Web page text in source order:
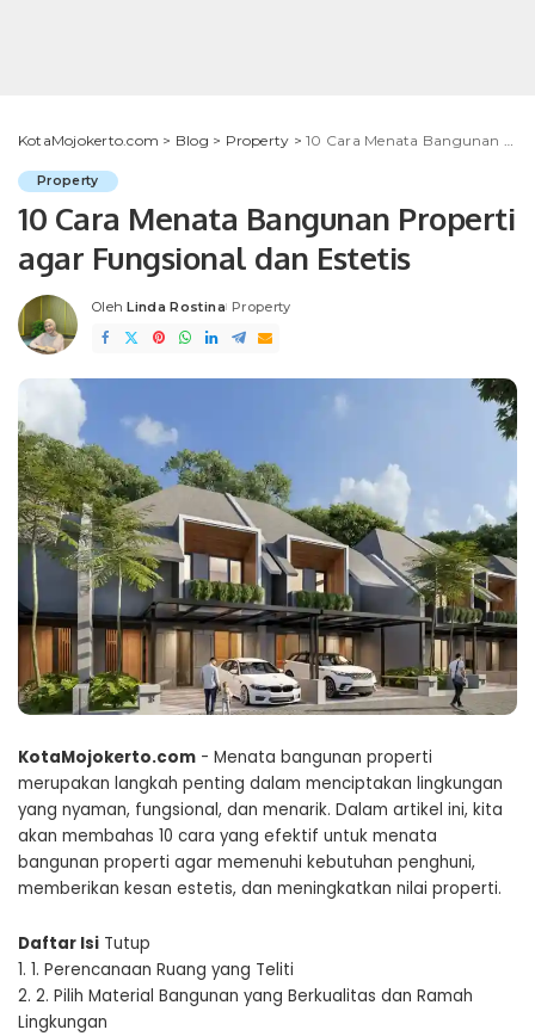
KotaMojokerto.com > Blog > Property >10 Cara Menata Bangunan Properti agar Fungsional dan Estetis
Property
10 Cara Menata Bangunan Properti
agar Fungsional dan Estetis
Posted
by
Oleh Linda Rostina Property
KotaMojokerto.com - Menata bangunan properti
merupakan langkah penting dalam menciptakan lingkungan
yang nyaman, fungsional, dan menarik. Dalam artikel ini, kita
akan membahas 10 cara yang efektif untuk menata
bangunan properti agar memenuhi kebutuhan penghuni,
memberikan kesan estetis, dan meningkatkan nilai properti.
Daftar Isi Tutup
1. 1. Perencanaan Ruang yang Teliti
2. 2. Pilih Material Bangunan yang Berkualitas dan Ramah
Lingkungan